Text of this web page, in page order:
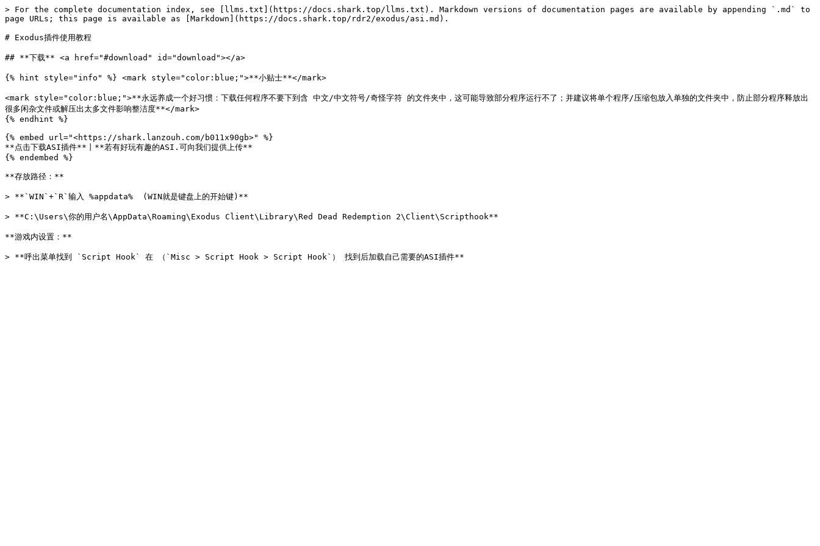
> For the complete documentation index, see [llms.txt](https://docs.shark.top/llms.txt). Markdown versions of documentation pages are available by appending `.md` to
page URLs; this page is available as [Markdown](https://docs.shark.top/rdr2/exodus/asi.md).
# Exodus插件使用教程
## **下载** <a href="#download" id="download"></a>
{% hint style="info" %} <mark style="color:blue;">**小贴士**</mark>
<mark style="color:blue;">**永远养成一个好习惯：下载任何程序不要下到含 中文/中文符号/奇怪字符 的文件夹中，这可能导致部分程序运行不了；并建议将单个程序/压缩包放入单独的文件夹中，防止部分程序释放出
很多闲杂文件或解压出太多文件影响整洁度**</mark>
{% endhint %}
{% embed url="<https://shark.lanzouh.com/b011x90gb>" %}
**点击下载ASI插件**丨**若有好玩有趣的ASI.可向我们提供上传**
{% endembed %}
**存放路径：**
> **`WIN`+`R`输入 %appdata%  (WIN就是键盘上的开始键)**
> **C:\Users\你的用户名\AppData\Roaming\Exodus Client\Library\Red Dead Redemption 2\Client\Scripthook**
**游戏内设置：**